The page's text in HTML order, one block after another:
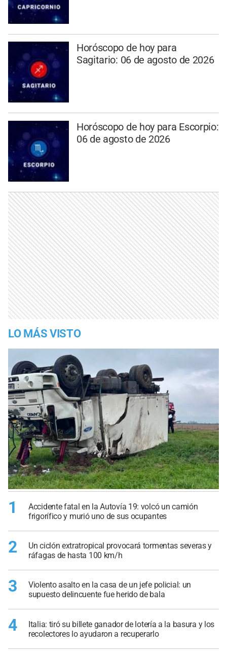
Horóscopo de hoy para
Sagitario: 06 de agosto de 2026
Horóscopo de hoy para Escorpio:
06 de agosto de 2026
LO MÁS VISTO
1
Accidente fatal en la Autovía 19: volcó un camión
frigorífico y murió uno de sus ocupantes
2
Un ciclón extratropical provocará tormentas severas y
ráfagas de hasta 100 km/h
3
Violento asalto en la casa de un jefe policial: un
supuesto delincuente fue herido de bala
4
Italia: tiró su billete ganador de lotería a la basura y los
recolectores lo ayudaron a recuperarlo